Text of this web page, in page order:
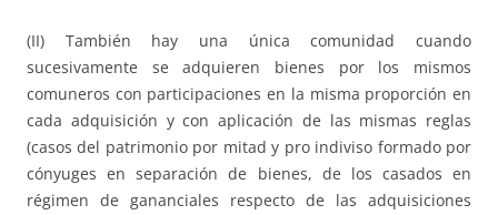
(II) También hay una única comunidad cuando
sucesivamente se adquieren bienes por los mismos
comuneros con participaciones en la misma proporción en
cada adquisición y con aplicación de las mismas reglas
(casos del patrimonio por mitad y pro indiviso formado por
cónyuges en separación de bienes, de los casados en
régimen de gananciales respecto de las adquisiciones